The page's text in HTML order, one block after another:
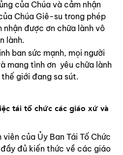
của Chúa và cảm nhận
Chúa Giê-su trong phép
nhận được ơn chữa lành vô
lành.
ban sức mạnh, mọi người
mang tình ơn  yêu chữa lành
giới đang sa sút.
tái tổ chức các giáo xứ và
của Ủy Ban Tái Tố Chức
đủ kiến thức về các giáo